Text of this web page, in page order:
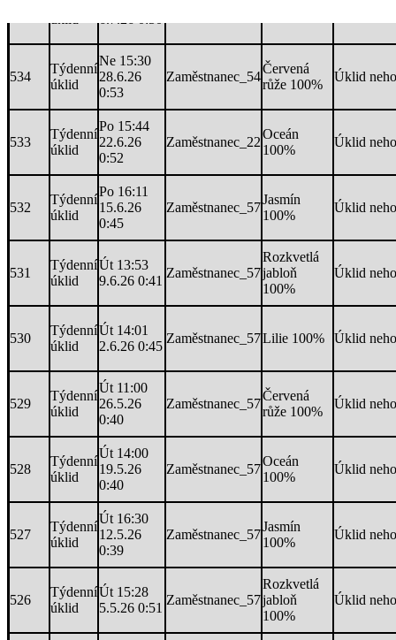
534
Týdenní
úklid
Ne 15:30
28.6.26
0:53
Zaměstnanec_54
Červená
růže 100%
Úklid
533
Týdenní
úklid
Po 15:44
22.6.26
0:52
Zaměstnanec_22
Oceán
100%
Úklid
532
Týdenní
úklid
Po 16:11
15.6.26
0:45
Zaměstnanec_57
Jasmín
100%
Úklid
531
Týdenní
úklid
Út 13:53
9.6.26 0:41
Zaměstnanec_57
Rozkvetlá
jabloň
100%
Úklid
530
Týdenní
úklid
Út 14:01
2.6.26 0:45
Zaměstnanec_57Lilie 100% Úklid
529
Týdenní
úklid
Út 11:00
26.5.26
0:40
Zaměstnanec_57
Červená
růže 100%
Úklid
528
Týdenní
úklid
Út 14:00
19.5.26
0:40
Zaměstnanec_57
Oceán
100%
Úklid
527
Týdenní
úklid
Út 16:30
12.5.26
0:39
Zaměstnanec_57
Jasmín
100%
Úklid
526
Týdenní
úklid
Út 15:28
5.5.26 0:51
Zaměstnanec_57
Rozkvetlá
jabloň
100%
Úklid